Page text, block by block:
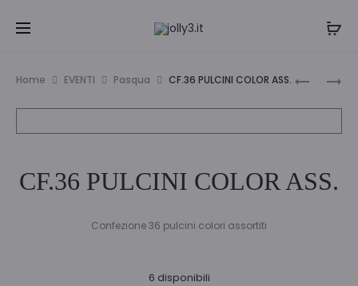
tra
i
SUPER
E
C/CLIP
Home EVENTI Pasqua CF.36 PULCINI COLOR ASS.
CF.36 PULCINI COLOR ASS.
Confezione 36 pulcini colori assortiti
6 disponibili